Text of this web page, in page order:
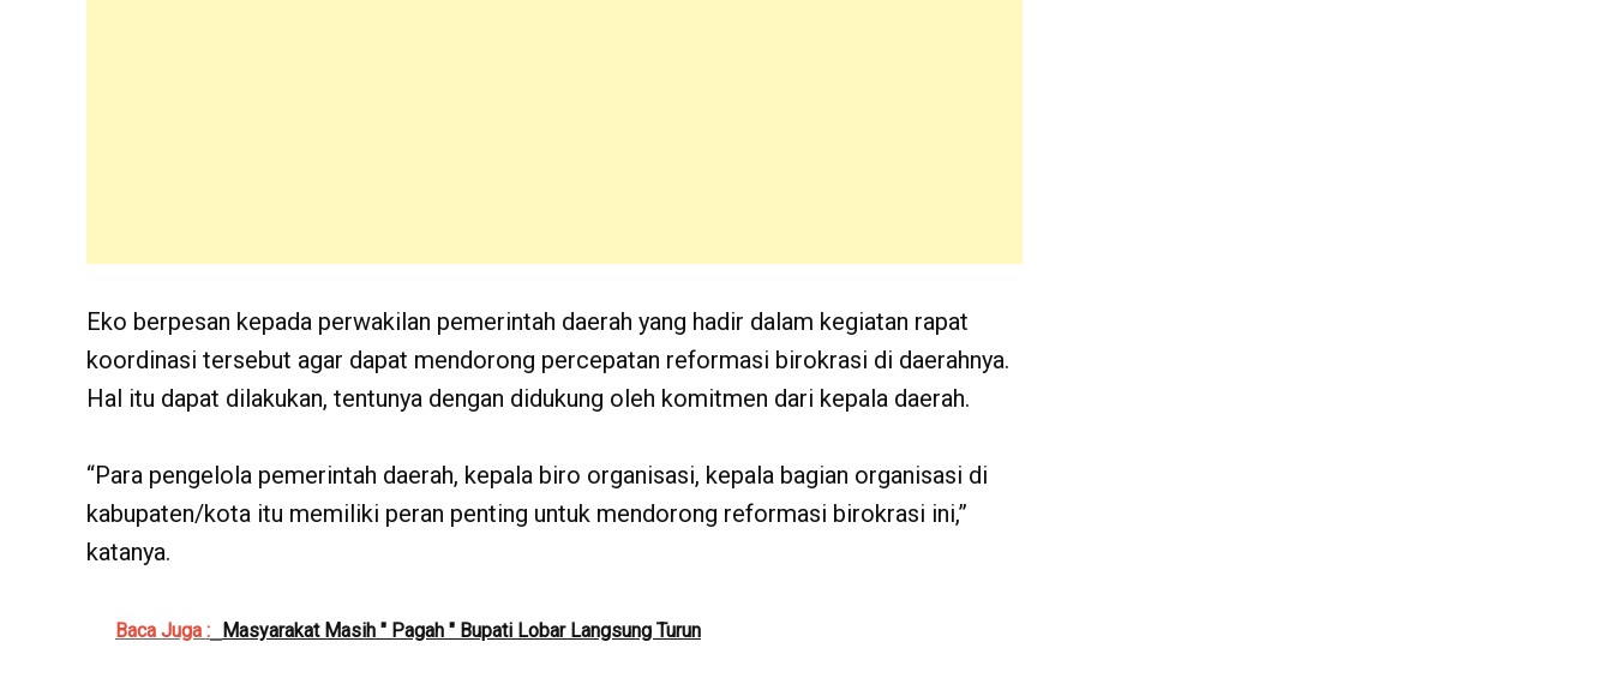
Eko berpesan kepada perwakilan pemerintah daerah yang hadir dalam kegiatan rapat
koordinasi tersebut agar dapat mendorong percepatan reformasi birokrasi di daerahnya.
Hal itu dapat dilakukan, tentunya dengan didukung oleh komitmen dari kepala daerah.
“Para pengelola pemerintah daerah, kepala biro organisasi, kepala bagian organisasi di
kabupaten/kota itu memiliki peran penting untuk mendorong reformasi birokrasi ini,”
katanya.
Baca Juga : Masyarakat Masih " Pagah " Bupati Lobar Langsung Turun